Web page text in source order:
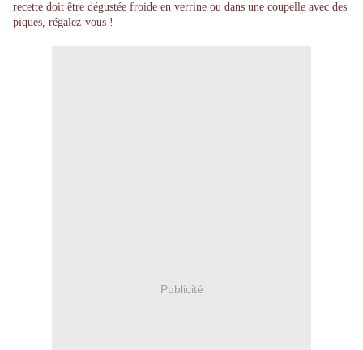
recette doit être dégustée froide en verrine ou dans une coupelle avec des
piques, régalez-vous !
Publicité